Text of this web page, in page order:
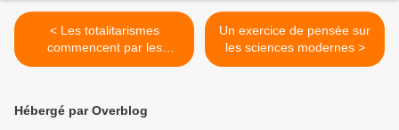
< Les totalitarismes
commencent par les
enfants et leur santé
Un exercice de pensée sur
les sciences modernes >
Hébergé par Overblog